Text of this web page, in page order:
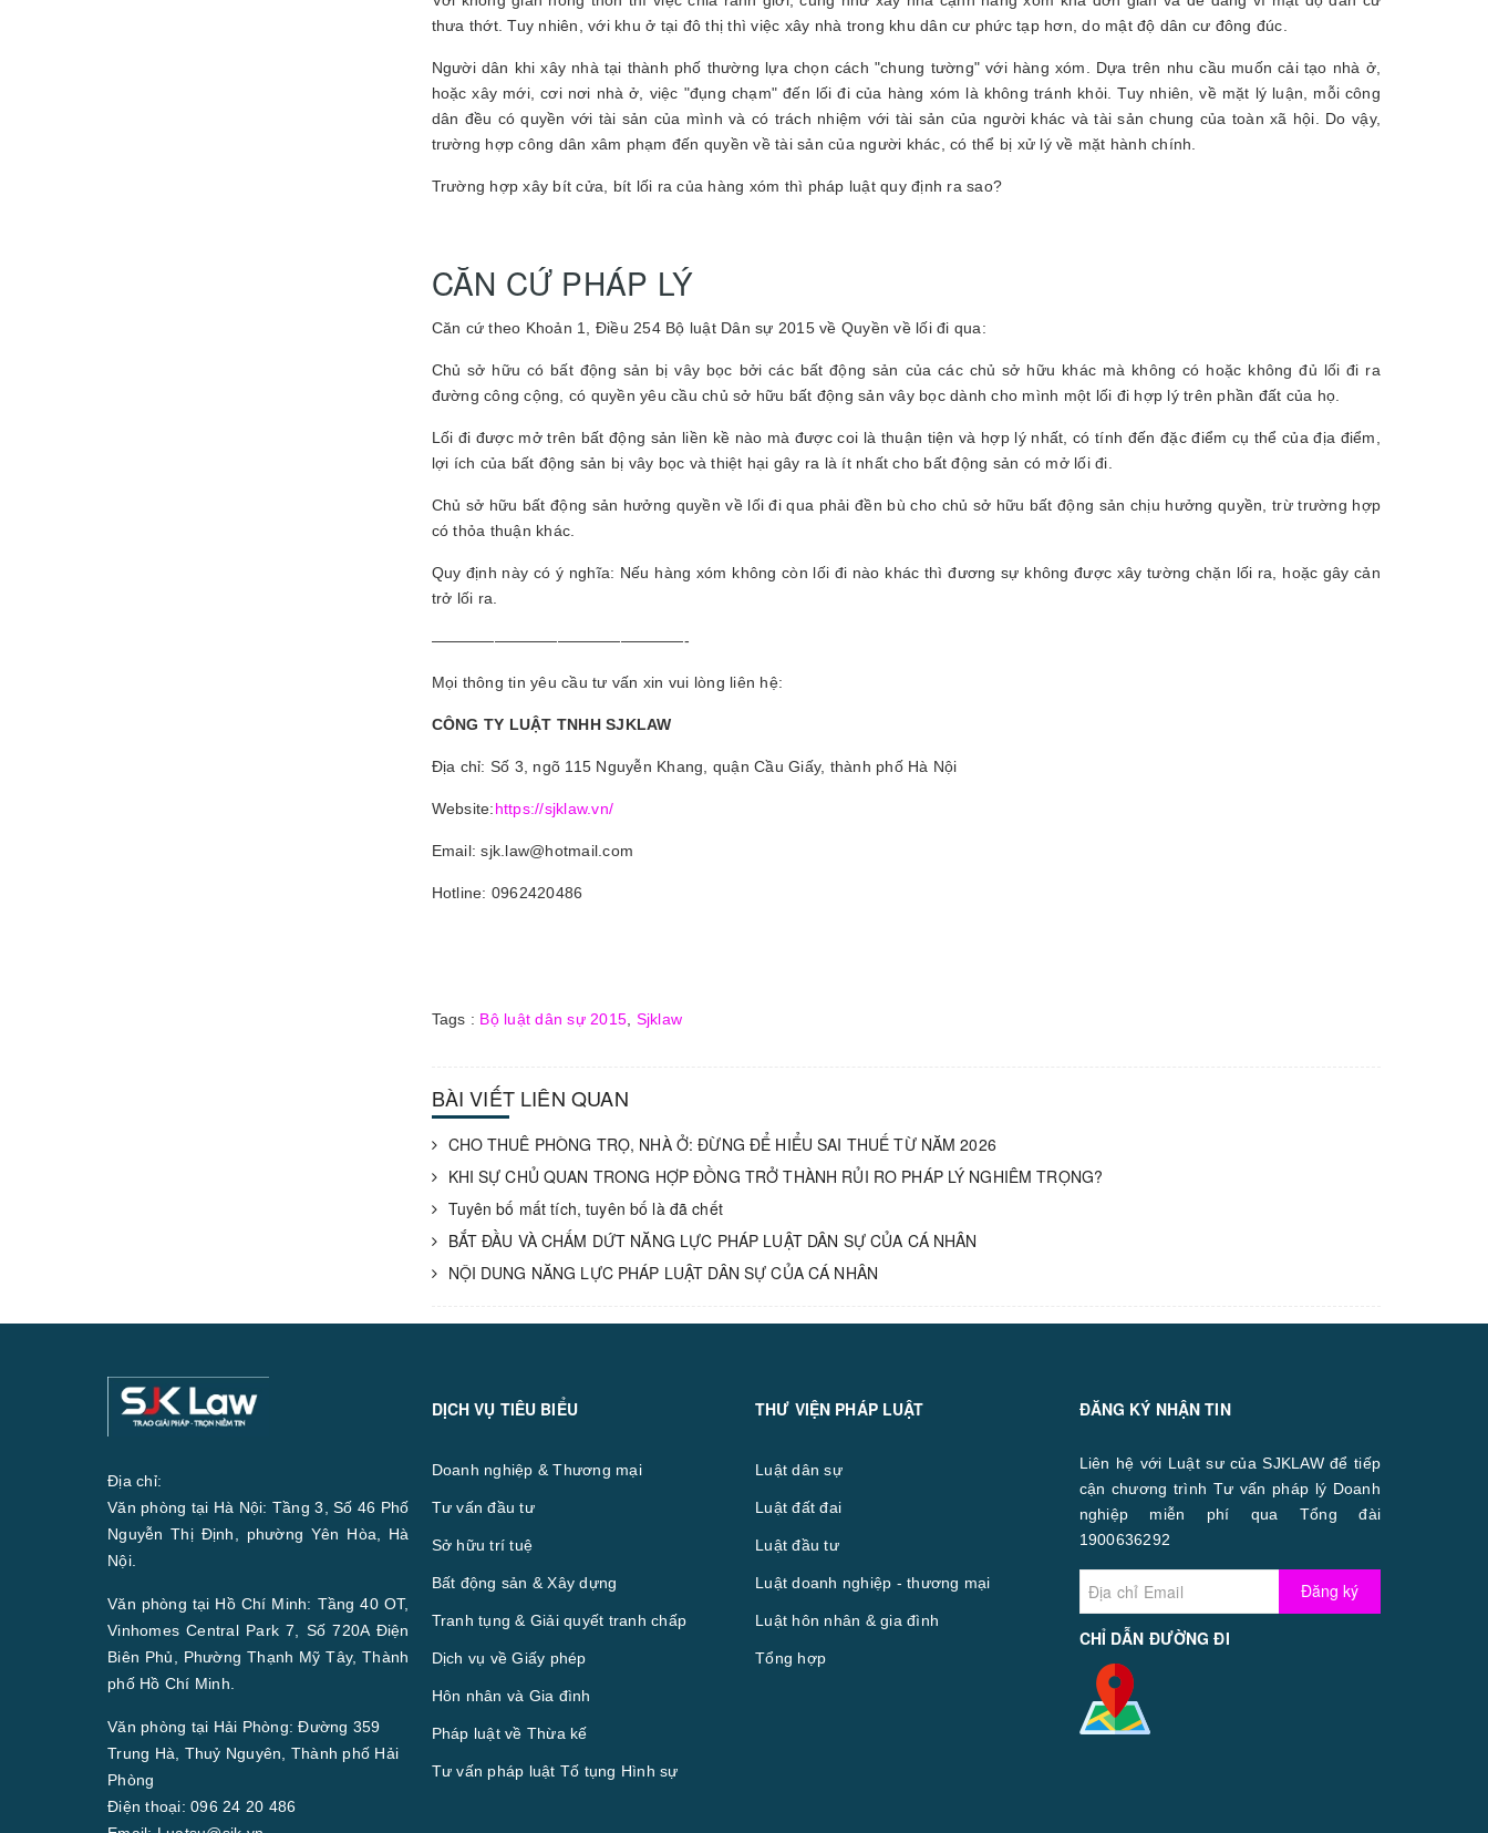
thưa thớt. Tuy nhiên, với khu ở tại đô thị thì việc xây nhà trong khu dân cư phức tạp hơn, do mật độ dân cư đông đúc.
Người dân khi xây nhà tại thành phố thường lựa chọn cách "chung tường" với hàng xóm. Dựa trên nhu cầu muốn cải tạo nhà ở,
hoặc xây mới, cơi nơi nhà ở, việc "đụng chạm" đến lối đi của hàng xóm là không tránh khỏi. Tuy nhiên, về mặt lý luận, mỗi công
dân đều có quyền với tài sản của mình và có trách nhiệm với tài sản của người khác và tài sản chung của toàn xã hội. Do vậy,
trường hợp công dân xâm phạm đến quyền về tài sản của người khác, có thể bị xử lý về mặt hành chính.
Trường hợp xây bít cửa, bít lối ra của hàng xóm thì pháp luật quy định ra sao?
CĂN CỨ PHÁP LÝ
Căn cứ theo Khoản 1, Điều 254 Bộ luật Dân sự 2015 về Quyền về lối đi qua:
Chủ sở hữu có bất động sản bị vây bọc bởi các bất động sản của các chủ sở hữu khác mà không có hoặc không đủ lối đi ra
đường công cộng, có quyền yêu cầu chủ sở hữu bất động sản vây bọc dành cho mình một lối đi hợp lý trên phần đất của họ.
Lối đi được mở trên bất động sản liền kề nào mà được coi là thuận tiện và hợp lý nhất, có tính đến đặc điểm cụ thể của địa điểm,
lợi ích của bất động sản bị vây bọc và thiệt hại gây ra là ít nhất cho bất động sản có mở lối đi.
Chủ sở hữu bất động sản hưởng quyền về lối đi qua phải đền bù cho chủ sở hữu bất động sản chịu hưởng quyền, trừ trường hợp
có thỏa thuận khác.
Quy định này có ý nghĩa: Nếu hàng xóm không còn lối đi nào khác thì đương sự không được xây tường chặn lối ra, hoặc gây cản
trở lối ra.
————————————————-
Mọi thông tin yêu cầu tư vấn xin vui lòng liên hệ:
CÔNG TY LUẬT TNHH SJKLAW
Địa chỉ: Số 3, ngõ 115 Nguyễn Khang, quận Cầu Giấy, thành phố Hà Nội
Website:https://sjklaw.vn/
Email: sjk.law@hotmail.com
Hotline: 0962420486
Tags : Bộ luật dân sự 2015 Sjklaw
BÀI VIẾT LIÊN QUAN
CHO THUÊ PHÒNG TRỌ, NHÀ Ở: ĐỪNG ĐỂ HIỂU SAI THUẾ TỪ NĂM 2026
KHI SỰ CHỦ QUAN TRONG HỢP ĐỒNG TRỞ THÀNH RỦI RO PHÁP LÝ NGHIÊM TRỌNG?
Tuyên bố mất tích, tuyên bố là đã chết
BẮT ĐẦU VÀ CHẤM DỨT NĂNG LỰC PHÁP LUẬT DÂN SỰ CỦA CÁ NHÂN
NỘI DUNG NĂNG LỰC PHÁP LUẬT DÂN SỰ CỦA CÁ NHÂN
Địa chỉ:
Văn phòng tại Hà Nội: Tầng 3, Số 46 Phố
Nguyễn Thị Định, phường Yên Hòa, Hà
Nội.
Văn phòng tại Hồ Chí Minh: Tầng 40 OT,
Vinhomes Central Park 7, Số 720A Điện
Biên Phủ, Phường Thạnh Mỹ Tây, Thành
phố Hồ Chí Minh.
Văn phòng tại Hải Phòng: Đường 359
Trung Hà, Thuỷ Nguyên, Thành phố Hải
Phòng
Điện thoại: 096 24 20 486
DỊCH VỤ TIÊU BIỂU
Doanh nghiệp & Thương mại
Tư vấn đầu tư
Sở hữu trí tuệ
Bất động sản & Xây dựng
Tranh tụng & Giải quyết tranh chấp
Dịch vụ về Giấy phép
Hôn nhân và Gia đình
Pháp luật về Thừa kế
Tư vấn pháp luật Tố tụng Hình sự
THƯ VIỆN PHÁP LUẬT
Luật dân sự
Luật đất đai
Luật đầu tư
Luật doanh nghiệp - thương mại
Luật hôn nhân & gia đình
Tổng hợp
ĐĂNG KÝ NHẬN TIN
Liên hệ với Luật sư của SJKLAW để tiếp
cận chương trình Tư vấn pháp lý Doanh
nghiệp miễn phí qua Tổng đài
1900636292
Đăng ký
CHỈ DẪN ĐƯỜNG ĐI